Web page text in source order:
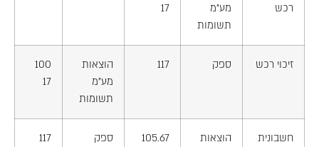
רכש
מע"מ
תשומות
17
זיכוי רכש ספק 117
הוצאות
מע"מ
תשומות
100
17
חשבונית
הוצאות
105.67
ספק 117